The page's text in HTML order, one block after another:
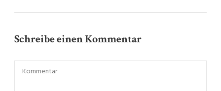
Schreibe einen Kommentar